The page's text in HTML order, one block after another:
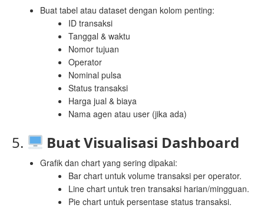
Buat tabel atau dataset dengan kolom penting:
ID transaksi
Tanggal & waktu
Nomor tujuan
Operator
Nominal pulsa
Status transaksi
Harga jual & biaya
Nama agen atau user (jika ada)
5. Buat Visualisasi Dashboard
Grafik dan chart yang sering dipakai:
Bar chart untuk volume transaksi per operator.
Line chart untuk tren transaksi harian/mingguan.
Pie chart untuk persentase status transaksi.